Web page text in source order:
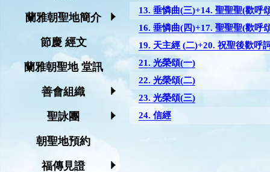
蘭雅朝聖地簡介
節慶 經文
蘭雅朝聖地 堂訊
善會組織
聖詠團
朝聖地預約
福傳見證
13. 垂憐曲(三)+14. 聖聖聖(歡呼
16. 垂憐曲(四)+17. 聖聖聖(歡呼
19. 天主經 (二)+20. 祝聖後歡呼
21. 光榮頌(一)
22. 光榮頌(二)
23. 光榮頌(三)
24. 信經